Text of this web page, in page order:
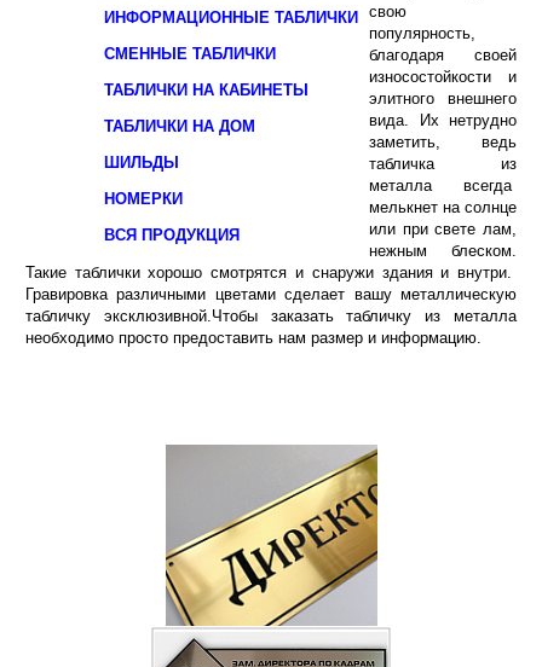
ИНФОРМАЦИОННЫЕ ТАБЛИЧКИ
СМЕННЫЕ ТАБЛИЧКИ
ТАБЛИЧКИ НА КАБИНЕТЫ
ТАБЛИЧКИ НА ДОМ
ШИЛЬДЫ
НОМЕРКИ
ВСЯ ПРОДУКЦИЯ
свою
популярность,
благодаря своей
износостойкости и
элитного внешнего
вида. Их нетрудно
заметить, ведь
табличка из
металла всегда
мелькнет на солнце
или при свете лам,
нежным блеском.
Такие таблички хорошо смотрятся и снаружи здания и внутри.
Гравировка различными цветами сделает вашу металлическую
табличку эксклюзивной.Чтобы заказать табличку из металла
необходимо просто предоставить нам размер и информацию.